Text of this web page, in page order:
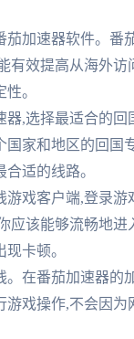
茄加速器软件。番
有效提高从海外访
。
器,选择最适合的回
国家和地区的回国
合适的线路。
游戏客户端,登录游
应该能够流畅地进
卡顿。
。在番茄加速器的
游戏操作,不会因为